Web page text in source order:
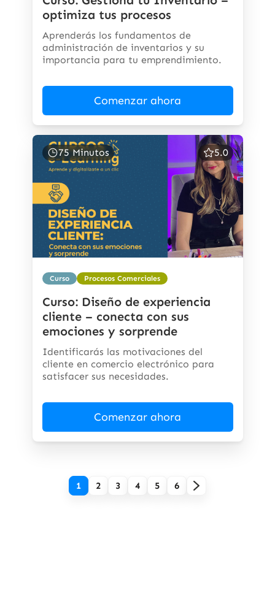
optimiza tus procesos
Aprenderás los fundamentos de
administración de inventarios y su
importancia para tu emprendimiento.
Comenzar ahora
75 Minutos 5.0
Curso Procesos Comerciales
Curso: Diseño de experiencia
cliente – conecta con sus
emociones y sorprende
Identificarás las motivaciones del
cliente en comercio electrónico para
satisfacer sus necesidades.
Comenzar ahora
1 2 3 4 5 6